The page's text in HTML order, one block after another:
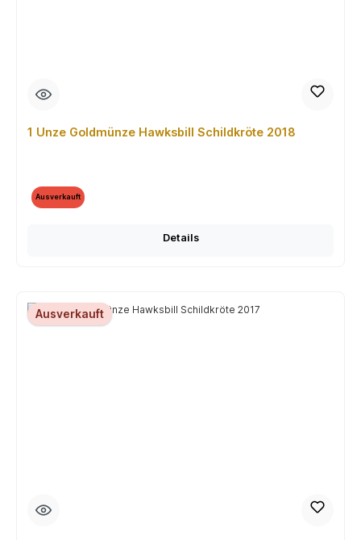
1 Unze Goldmünze Hawksbill Schildkröte 2018
Ausverkauft
Details
Ausverkauft